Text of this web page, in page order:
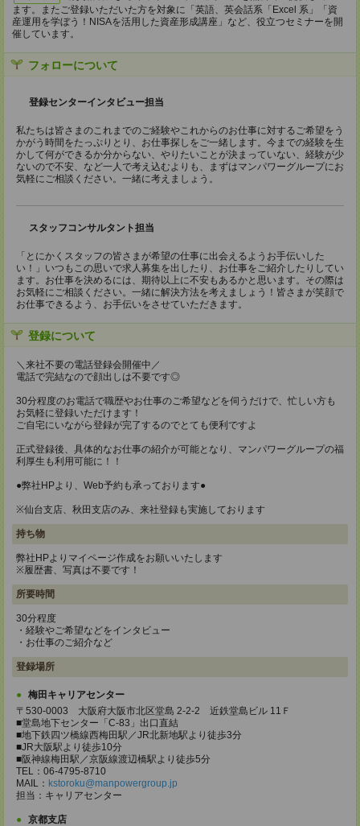
ます。またご登録いただいた方を対象に「英語、英会話系「Excel 系」「資
産運用を学ぼう！NISAを活用した資産形成講座」など、役立つセミナーを開
催しています。
フォローについて
登録センターインタビュー担当
私たちは皆さまのこれまでのご経験やこれからのお仕事に対するご希望をう
かがう時間をたっぷりとり、お仕事探しをご一緒します。今までの経験を生
かして何ができるか分からない、やりたいことが決まっていない、経験が少
ないので不安、など一人で考え込むよりも、まずはマンパワーグループにお
気軽にご相談ください。一緒に考えましょう。
スタッフコンサルタント担当
「とにかくスタッフの皆さまが希望の仕事に出会えるようお手伝いした
い！」いつもこの思いで求人募集を出したり、お仕事をご紹介したりしてい
ます。お仕事を決めるには、期待以上に不安もあるかと思います。その際は
お気軽にご相談ください。一緒に解決方法を考えましょう！皆さまが笑顔で
お仕事できるよう、お手伝いをさせていただきます。
登録について
＼来社不要の電話登録会開催中／
電話で完結なので顔出しは不要です◎
30分程度のお電話で職歴やお仕事のご希望などを伺うだけで、忙しい方も
お気軽に登録いただけます！
ご自宅にいながら登録が完了するのでとても便利ですよ
正式登録後、具体的なお仕事の紹介が可能となり、マンパワーグループの福
利厚生も利用可能に！！
●弊社HPより、Web予約も承っております●
※仙台支店、秋田支店のみ、来社登録も実施しております
持ち物
弊社HPよりマイページ作成をお願いいたします
※履歴書、写真は不要です！
所要時間
30分程度
・経験やご希望などをインタビュー
・お仕事のご紹介など
登録場所
梅田キャリアセンター
〒530-0003 大阪府大阪市北区堂島 2-2-2 近鉄堂島ビル 11Ｆ
■堂島地下センター「C-83」出口直結
■地下鉄四ツ橋線西梅田駅／JR北新地駅より徒歩3分
■JR大阪駅より徒歩10分
■阪神線梅田駅／京阪線渡辺橋駅より徒歩5分
TEL：06-4795-8710
MAIL： kstoroku@manpowergroup.jp
担当：キャリアセンター
京都支店